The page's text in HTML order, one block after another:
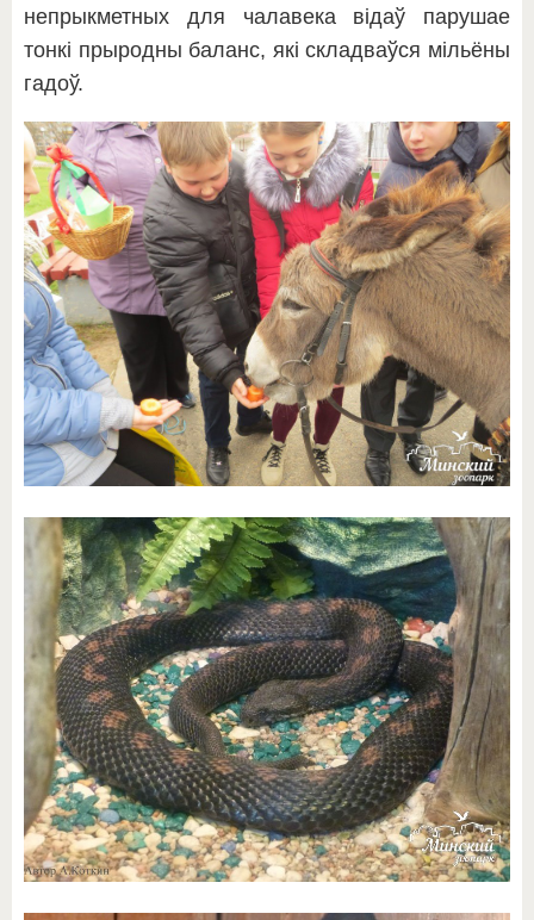
непрыкметных для чалавека відаў парушае
тонкі прыродны баланс, які складваўся мільёны
гадоў.